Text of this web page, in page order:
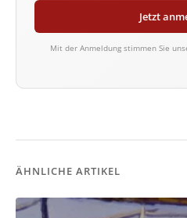
Jetzt
Mit der Anmeldung stimmen Sie
ÄHNLICHE ARTIKEL